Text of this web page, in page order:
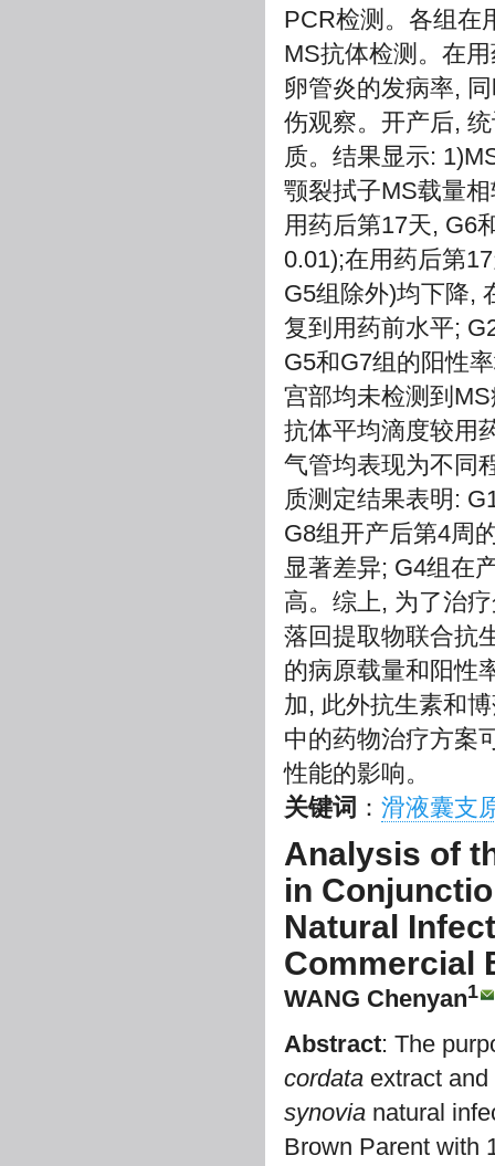
PCR检测。各组在
MS抗体检测。在
卵管炎的发病率,
伤观察。开产后,
质。结果显示:
颚裂拭子MS载量
用药后第17天, G6
0.01);在用药后第
G5组除外)均下降,
复到用药前水平;
G5和G7组的阳性
宫部均未检测到
抗体平均滴度较用
气管均表现为不同
质测定结果表明:
G8组开产后第4周
显著差异; G4组在
高。综上, 为了治
落回提取物联合抗
的病原载量和阳性
加, 此外抗生素和
中的药物治疗方案
性能的影响。
关键词 ： 滑液囊支
Analysis of
in
Natural
Commercial
WANG Chenyan1
Abstract: The
cordata extract
synovia natural
Brown Parent with